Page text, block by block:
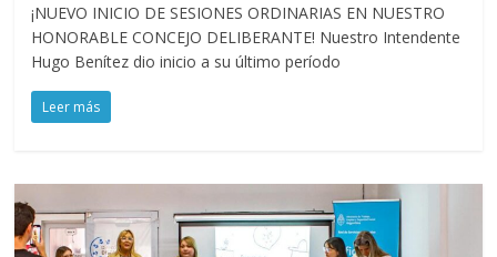
¡NUEVO INICIO DE SESIONES ORDINARIAS EN NUESTRO
HONORABLE CONCEJO DELIBERANTE! Nuestro Intendente
Hugo Benítez dio inicio a su último período
Leer más